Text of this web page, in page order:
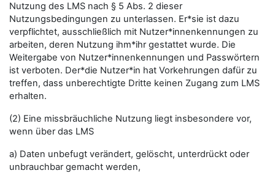
Nutzung des LMS nach § 5 Abs. 2 dieser
Nutzungsbedingungen zu unterlassen. Er*sie ist dazu
verpflichtet, ausschließlich mit Nutzer*innenkennungen zu
arbeiten, deren Nutzung ihm*ihr gestattet wurde. Die
Weitergabe von Nutzer*innenkennungen und Passwörtern
ist verboten. Der*die Nutzer*in hat Vorkehrungen dafür zu
treffen, dass unberechtigte Dritte keinen Zugang zum LMS
erhalten.
(2) Eine missbräuchliche Nutzung liegt insbesondere vor,
wenn über das LMS
a) Daten unbefugt verändert, gelöscht, unterdrückt oder
unbrauchbar gemacht werden,